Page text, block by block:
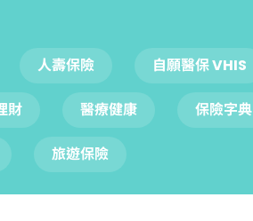
人壽保險 自願醫保 VHIS
財 醫療健康 保險字典
旅遊保險